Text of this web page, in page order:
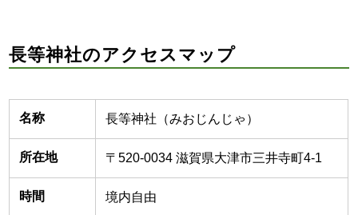
長等神社のアクセスマップ
名称 長等神社（みおじんじゃ）
所在地 〒520-0034 滋賀県大津市三井寺町4-1
時間 境内自由